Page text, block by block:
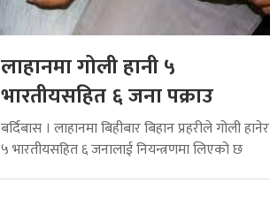
लाहानमा गोली हानी ५
भारतीयसहित ६ जना पक्राउ
बर्दिबास । लाहानमा बिहीबार बिहान प्रहरीले गोली हानेर
५ भारतीयसहित ६ जनालाई नियन्त्रणमा लिएको छ